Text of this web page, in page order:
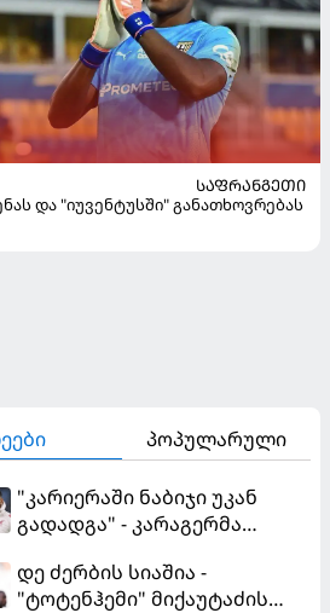
ᲡᲐᲤᲠᲐᲜᲒᲔᲗᲘ
და "იუვენტუსში" განათხოვრებას
პოპულარული
"კარიერაში ნაბიჯი უკან
გადადგა" - კარაგერმა
დე ძერბის სიაშია -
"ტოტენჰემი" მიქაუტაძის